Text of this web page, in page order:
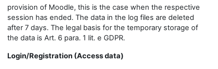
provision of Moodle, this is the case when the respective
session has ended. The data in the log files are deleted
after 7 days. The legal basis for the temporary storage of
the data is Art. 6 para. 1 lit. e GDPR.
Login/Registration (Access data)